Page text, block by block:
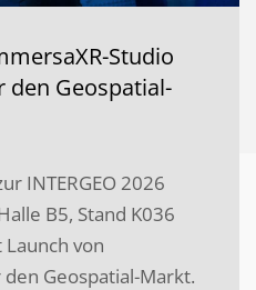
Studio
den Geospatial-
INTERGEO 2026
B5, Stand K036
von
Geospatial-Markt.